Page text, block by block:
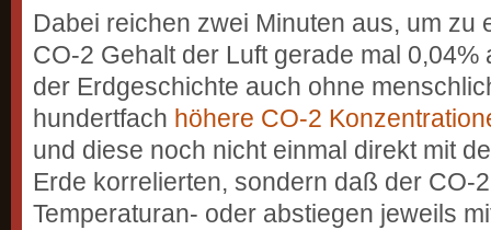
Dabei reichen zwei Minuten aus, um zu
CO-2 Gehalt der Luft gerade mal 0,04%
der Erdgeschichte auch ohne
hundertfach höhere CO-2
und diese noch nicht einmal direkt mit
Erde korrelierten, sondern daß der CO-
Temperaturan- oder abstiegen jeweils